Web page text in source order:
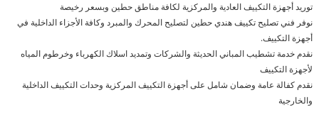
توريد أجهزة التكييف العادية والمركزية لكافة مناطق حطين وبسعر رخيصة
نوفر فني تصليح تكييف هندي حطين لتصليح المحرك والمبرد وكافة الأجزاء الداخلية في
أجهزة التكييف.
نقدم خدمة تشطيب المباني الحديثة والشركات وتمديد اسلاك الكهرباء وخرطوم المياه
لأجهزة التكييف
نقدم كفالة عامة وضمان شامل على أجهزة التكييف المركزية وحدات التكييف الداخلية
والخارجية